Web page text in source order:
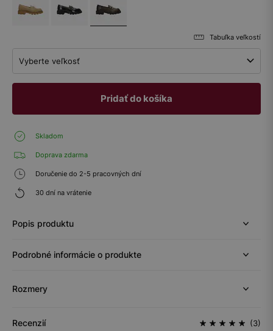
Tabuľka veľkostí
Vyberte veľkosť
Pridať do košíka
Skladom
Doprava zdarma
Doručenie do 2-5 pracovných dní
30 dní na vrátenie
Popis produktu
Podrobné informácie o produkte
Rozmery
Recenzií (3)